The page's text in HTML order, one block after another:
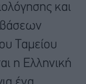
και
Ταμείου
η Ελληνική